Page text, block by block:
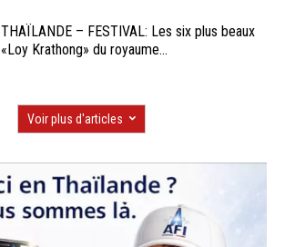
THAÏLANDE – FESTIVAL: Les six plus beaux
«Loy Krathong» du royaume...
Voir plus d'articles